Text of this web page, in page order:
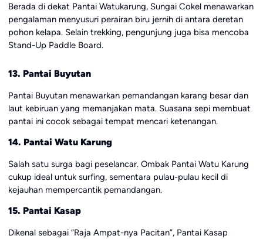
Berada di dekat Pantai Watukarung, Sungai Cokel menawarkan
pengalaman menyusuri perairan biru jernih di antara deretan
pohon kelapa. Selain trekking, pengunjung juga bisa mencoba
Stand-Up Paddle Board.
13. Pantai Buyutan
Pantai Buyutan menawarkan pemandangan karang besar dan
laut kebiruan yang memanjakan mata. Suasana sepi membuat
pantai ini cocok sebagai tempat mencari ketenangan.
14. Pantai Watu Karung
Salah satu surga bagi peselancar. Ombak Pantai Watu Karung
cukup ideal untuk surfing, sementara pulau-pulau kecil di
kejauhan mempercantik pemandangan.
15. Pantai Kasap
Dikenal sebagai “Raja Ampat-nya Pacitan”, Pantai Kasap